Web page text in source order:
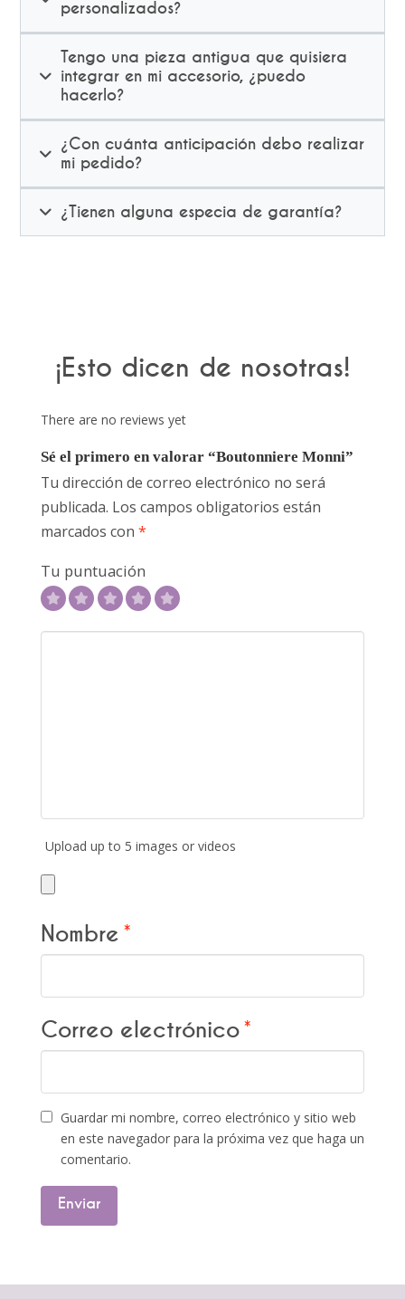
personalizados?
Tengo una pieza antigua que quisiera
integrar en mi accesorio, ¿puedo
hacerlo?
¿Con cuánta anticipación debo realizar
mi pedido?
¿Tienen alguna especia de garantía?
¡Esto dicen de nosotras!
There are no reviews yet
Sé el primero en valorar “Boutonniere Monni”
Tu dirección de correo electrónico no será
publicada. Los campos obligatorios están
marcados con *
Tu puntuación
Upload up to 5 images or videos
Nombre*
Correo electrónico*
Guardar mi nombre, correo electrónico y sitio web
en este navegador para la próxima vez que haga un
comentario.